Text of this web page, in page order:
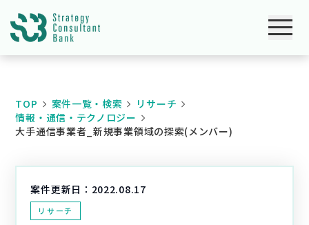
TOP 案件一覧・検索
リサーチ
情報・通信・テクノロジー
大手通信事業者_新規事業領域の探索(メンバー)
案件更新日： 2022.08.17
リサーチ